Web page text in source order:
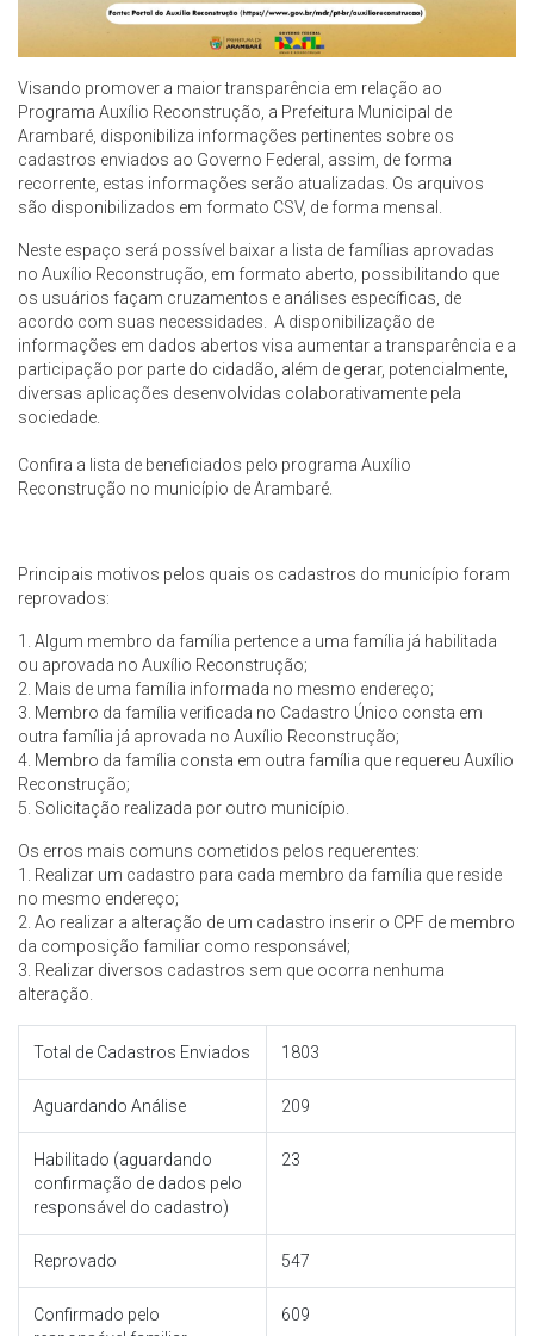
Visando promover a maior transparência em relação ao
Programa Auxílio Reconstrução, a Prefeitura Municipal de
Arambaré, disponibiliza informações pertinentes sobre os
cadastros enviados ao Governo Federal, assim, de forma
recorrente, estas informações serão atualizadas. Os arquivos
são disponibilizados em formato CSV, de forma mensal.
Neste espaço será possível baixar a lista de famílias aprovadas
no Auxílio Reconstrução, em formato aberto, possibilitando que
os usuários façam cruzamentos e análises específicas, de
acordo com suas necessidades. A disponibilização de
informações em dados abertos visa aumentar a transparência e a
participação por parte do cidadão, além de gerar, potencialmente,
diversas aplicações desenvolvidas colaborativamente pela
sociedade.
Confira a lista de beneficiados pelo programa Auxílio
Reconstrução no município de Arambaré.
Principais motivos pelos quais os cadastros do município foram
reprovados:
1. Algum membro da família pertence a uma família já habilitada
ou aprovada no Auxílio Reconstrução;
2. Mais de uma família informada no mesmo endereço;
3. Membro da família verificada no Cadastro Único consta em
outra família já aprovada no Auxílio Reconstrução;
4. Membro da família consta em outra família que requereu Auxílio
Reconstrução;
5. Solicitação realizada por outro município.
Os erros mais comuns cometidos pelos requerentes:
1. Realizar um cadastro para cada membro da família que reside
no mesmo endereço;
2. Ao realizar a alteração de um cadastro inserir o CPF de membro
da composição familiar como responsável;
3. Realizar diversos cadastros sem que ocorra nenhuma
alteração.
Total de Cadastros Enviados 1803
Aguardando Análise 209
Habilitado (aguardando
confirmação de dados pelo
responsável do cadastro)
23
Reprovado 547
Confirmado pelo
609